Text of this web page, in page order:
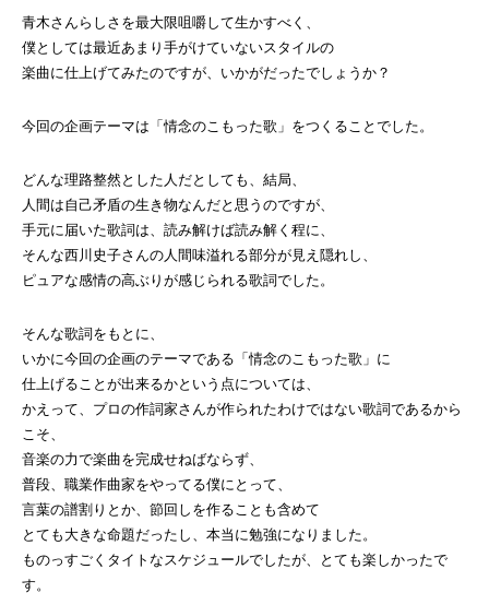
青木さんらしさを最大限咀嚼して生かすべく、
僕としては最近あまり手がけていないスタイルの
楽曲に仕上げてみたのですが、いかがだったでしょうか？
今回の企画テーマは「情念のこもった歌」をつくることでした。
どんな理路整然とした人だとしても、結局、
人間は自己矛盾の生き物なんだと思うのですが、
手元に届いた歌詞は、読み解けば読み解く程に、
そんな西川史子さんの人間味溢れる部分が見え隠れし、
ピュアな感情の高ぶりが感じられる歌詞でした。
そんな歌詞をもとに、
いかに今回の企画のテーマである「情念のこもった歌」に
仕上げることが出来るかという点については、
かえって、プロの作詞家さんが作られたわけではない歌詞であるから
こそ、
音楽の力で楽曲を完成せねばならず、
普段、職業作曲家をやってる僕にとって、
言葉の譜割りとか、節回しを作ることも含めて
とても大きな命題だったし、本当に勉強になりました。
ものっすごくタイトなスケジュールでしたが、とても楽しかったで
す。